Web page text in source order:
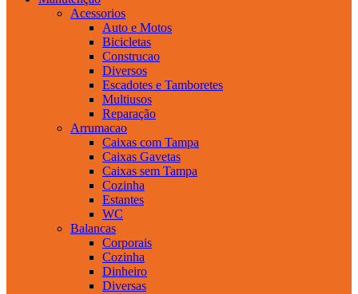
Acessorios
Auto e Motos
Bicicletas
Construcao
Diversos
Escadotes e Tamboretes
Multiusos
Reparação
Arrumacao
Caixas com Tampa
Caixas Gavetas
Caixas sem Tampa
Cozinha
Estantes
WC
Balancas
Corporais
Cozinha
Dinheiro
Diversas